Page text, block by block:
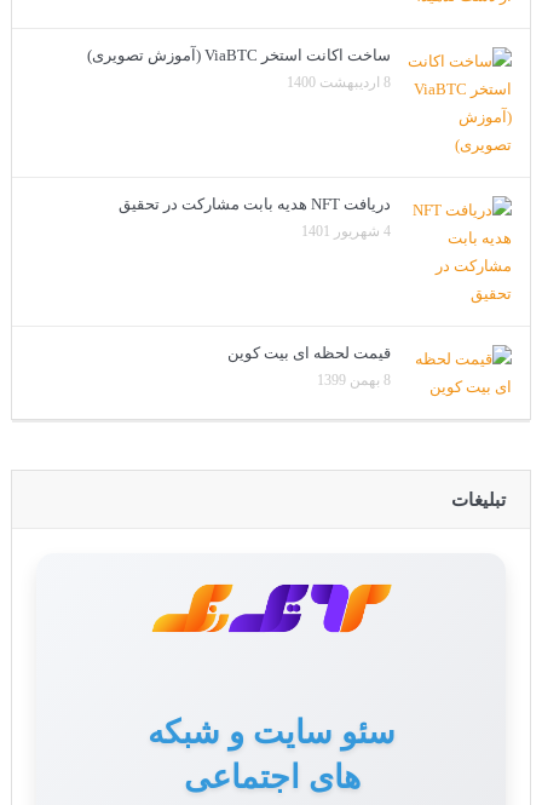
ساخت اکانت استخر ViaBTC (آموزش تصویری)
8 اردیبهشت 1400
دریافت NFT هدیه بابت مشارکت در تحقیق
4 شهریور 1401
قیمت لحظه ای بیت کوین
8 بهمن 1399
تبلیغات
سئو سایت و شبکه
های اجتماعی